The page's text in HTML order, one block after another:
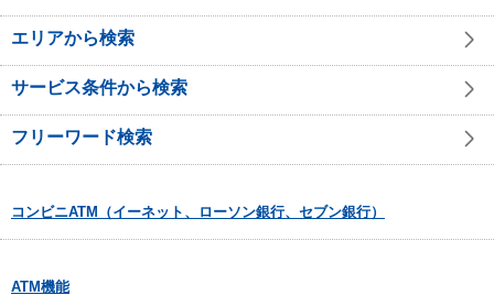
エリアから検索
サービス条件から検索
フリーワード検索
コンビニATM（イーネット、ローソン銀行、セブン銀行）
ATM機能